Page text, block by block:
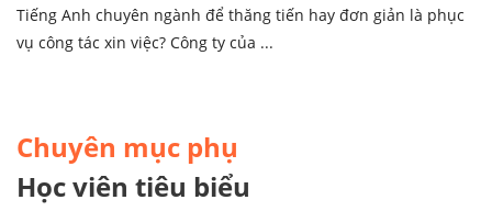
Tiếng Anh chuyên ngành để thăng tiến hay đơn giản là phục
vụ công tác xin việc? Công ty của ...
Chuyên mục phụ
Học viên tiêu biểu